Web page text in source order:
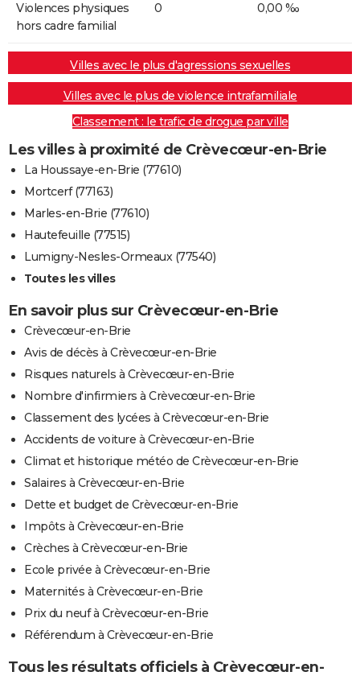
Violences physiques
hors cadre familial
0 0,00 ‰
Villes avec le plus d'agressions sexuelles
Villes avec le plus de violence intrafamiliale
Classement : le trafic de drogue par ville
Les villes à proximité de Crèvecœur-en-Brie
La Houssaye-en-Brie (77610)
Mortcerf (77163)
Marles-en-Brie (77610)
Hautefeuille (77515)
Lumigny-Nesles-Ormeaux (77540)
Toutes les villes
En savoir plus sur Crèvecœur-en-Brie
Crèvecœur-en-Brie
Avis de décès à Crèvecœur-en-Brie
Risques naturels à Crèvecœur-en-Brie
Nombre d'infirmiers à Crèvecœur-en-Brie
Classement des lycées à Crèvecœur-en-Brie
Accidents de voiture à Crèvecœur-en-Brie
Climat et historique météo de Crèvecœur-en-Brie
Salaires à Crèvecœur-en-Brie
Dette et budget de Crèvecœur-en-Brie
Impôts à Crèvecœur-en-Brie
Crèches à Crèvecœur-en-Brie
Ecole privée à Crèvecœur-en-Brie
Maternités à Crèvecœur-en-Brie
Prix du neuf à Crèvecœur-en-Brie
Référendum à Crèvecœur-en-Brie
Tous les résultats officiels à Crèvecœur-en-